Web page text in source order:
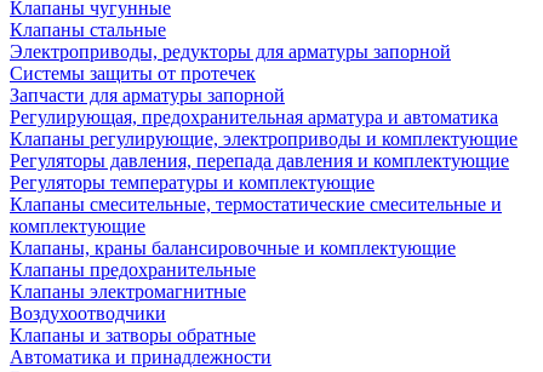
Клапаны чугунные
Клапаны стальные
Электроприводы, редукторы для арматуры запорной
Системы защиты от протечек
Запчасти для арматуры запорной
Регулирующая, предохранительная арматура и автоматика
Клапаны регулирующие, электроприводы и комплектующие
Регуляторы давления, перепада давления и комплектующие
Регуляторы температуры и комплектующие
Клапаны смесительные, термостатические смесительные и
комплектующие
Клапаны, краны балансировочные и комплектующие
Клапаны предохранительные
Клапаны электромагнитные
Воздухоотводчики
Клапаны и затворы обратные
Автоматика и принадлежности